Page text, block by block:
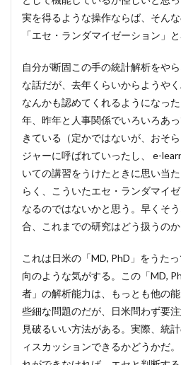
実を得るような操作ならば、そん
「エセ・ランダマイゼーション」と
自分が断固この手の統計解析をや
な話だが、去年くらいからようや
なんかも認めてくれるようになっ
年、昨年と人事関係でいろいろあ
きている（定かではないが、おそ
ジャーに呼ばれていったし、 e-
いての講習をうけたときに思い当
らく、こういたエセ・ランダマイ
なるのではないかと思う。早くそ
合、これまでの研究はどう扱うのか
これは日米の「MD, PhD」をうた
向のような気がする。この「MD,
者」の解析能力は、もっとも他の
些細な問題のだが、日米問わず要
見破るいい方法がある。実際、統
ィスカッションできるかどうかだ